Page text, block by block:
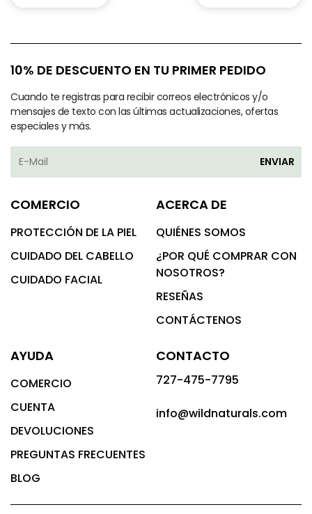
10% DE DESCUENTO EN TU PRIMER PEDIDO
Cuando te registras para recibir correos electrónicos y/o
mensajes de texto con las últimas actualizaciones, ofertas
especiales y más.
ENVIAR
COMERCIO
PROTECCIÓN DE LA PIEL
CUIDADO DEL CABELLO
CUIDADO FACIAL
ACERCA DE
QUIÉNES SOMOS
¿POR QUÉ COMPRAR CON
NOSOTROS?
RESEÑAS
CONTÁCTENOS
AYUDA
COMERCIO
CUENTA
DEVOLUCIONES
PREGUNTAS FRECUENTES
BLOG
CONTACTO
727-475-7795
info@wildnaturals.com